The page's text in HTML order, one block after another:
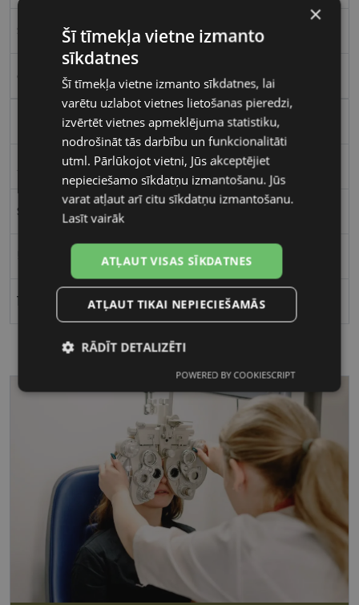
S
gold
Apaļas / Ovālas
Sievietēm
19
×
Šī tīmekļa vietne izmanto
sīkdatnes
Šī tīmekļa vietne izmanto sīkdatnes, lai
varētu uzlabot vietnes lietošanas pieredzi,
izvērtēt vietnes apmeklējuma statistiku,
nodrošināt tās darbību un funkcionalitāti
utml. Pārlūkojot vietni, Jūs akceptējiet
nepieciešamo sīkdatņu izmantošanu. Jūs
varat atļaut arī citu sīkdatņu izmantošanu.
Lasīt vairāk
ATĻAUT VISAS SĪKDATNES
ATĻAUT TIKAI NEPIECIEŠAMĀS
RĀDĪT DETALIZĒTI
sīkdatnes
Statistikas
sīkdatnes
Mārketinga
sīkdatnes
Funkcionālās
sīkdatnes
Nepieciešamās sīkdatnes
POWERED BY COOKIESCRIPT